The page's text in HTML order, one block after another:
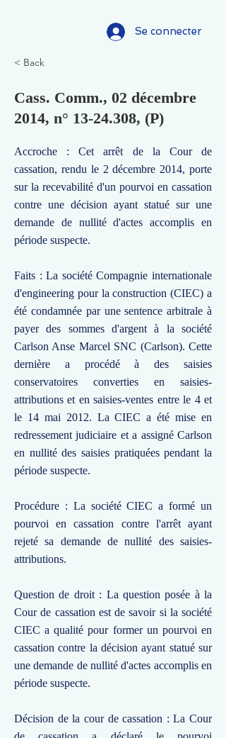
Se connecter
< Back
Cass. Comm., 02 décembre
2014, n° 13-24.308, (P)
Accroche : Cet arrêt de la Cour de
cassation, rendu le 2 décembre 2014, porte
sur la recevabilité d'un pourvoi en cassation
contre une décision ayant statué sur une
demande de nullité d'actes accomplis en
période suspecte.
Faits : La société Compagnie internationale
d'engineering pour la construction (CIEC) a
été condamnée par une sentence arbitrale à
payer des sommes d'argent à la société
Carlson Anse Marcel SNC (Carlson). Cette
dernière a procédé à des saisies
conservatoires converties en saisies-
attributions et en saisies-ventes entre le 4 et
le 14 mai 2012. La CIEC a été mise en
redressement judiciaire et a assigné Carlson
en nullité des saisies pratiquées pendant la
période suspecte.
Procédure : La société CIEC a formé un
pourvoi en cassation contre l'arrêt ayant
rejeté sa demande de nullité des saisies-
attributions.
Question de droit : La question posée à la
Cour de cassation est de savoir si la société
CIEC a qualité pour former un pourvoi en
cassation contre la décision ayant statué sur
une demande de nullité d'actes accomplis en
période suspecte.
Décision de la cour de cassation : La Cour